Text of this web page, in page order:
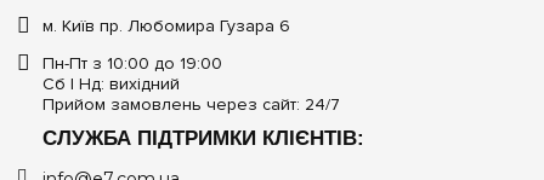
м. Київ пр. Любомира Гузара 6
Пн-Пт з 10:00 до 19:00
Сб | Нд: вихідний
Прийом замовлень через сайт: 24/7
СЛУЖБА ПІДТРИМКИ КЛІЄНТІВ: